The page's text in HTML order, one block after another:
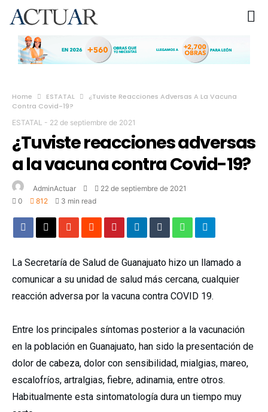
Home ESTATAL
¿Tuviste Reacciones Adversas A La Vacuna
Contra Covid-19?
ESTATAL - 22 de septiembre de 2021
¿Tuviste reacciones adversas
a la vacuna contra Covid-19?
AdminActuar
22 de septiembre de 2021
0
812 3 min read
La Secretaría de Salud de Guanajuato hizo un llamado a
comunicar a su unidad de salud más cercana, cualquier
reacción adversa por la vacuna contra COVID 19.
Entre los principales síntomas posterior a la vacunación
en la población en Guanajuato, han sido la presentación de
dolor de cabeza, dolor con sensibilidad, mialgias, mareo,
escalofríos, artralgias, fiebre, adinamia, entre otros.
Habitualmente esta sintomatología dura un tiempo muy